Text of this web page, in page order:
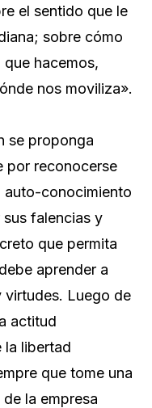
el sentido que le
sobre cómo
hacemos,
nos moviliza».
se proponga
por reconocerse
auto-conocimiento
falencias y
que permita
aprender a
virtudes. Luego de
actitud
la libertad
que tome una
la empresa